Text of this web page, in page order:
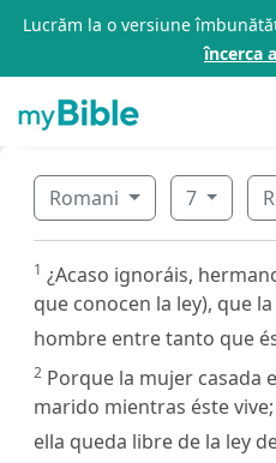
Lucrăm la o versiune
încerca
Romani 7
1 ¿Acaso ignoráis,
que conocen la ley), que
hombre entre tanto que
2 Porque la mujer casada
marido mientras éste
ella queda libre de la ley